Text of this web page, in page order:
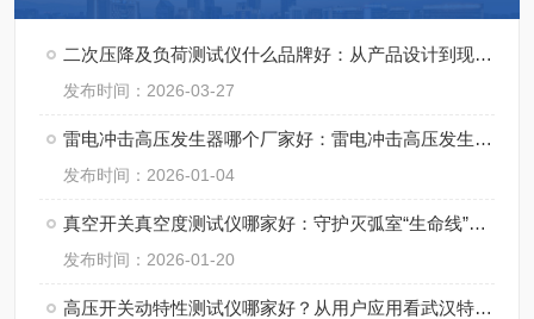
二次压降及负荷测试仪什么品牌好：从产品设计到现场应用的观察
发布时间：2026-03-27
雷电冲击高压发生器哪个厂家好：雷电冲击高压发生器厂家的综合实力透视
发布时间：2026-01-04
真空开关真空度测试仪哪家好：守护灭弧室“生命线”的精密诊断
发布时间：2026-01-20
高压开关动特性测试仪哪家好？从用户应用看武汉特高压的产品实践